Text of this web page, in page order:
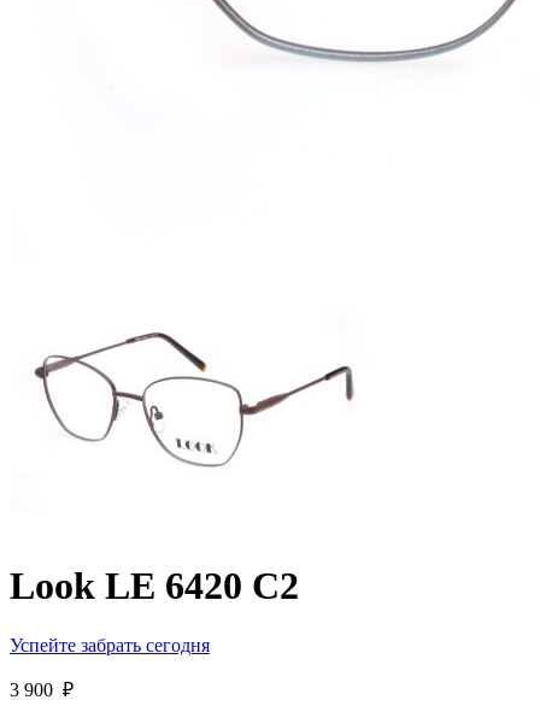
Look LE 6420 C2
Успейте забрать сегодня
3 900 ₽